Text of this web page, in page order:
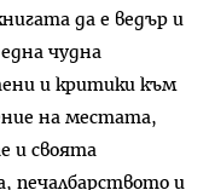
да е ведър и
чудна
и критики към
на местата,
и своята
печалбарството и